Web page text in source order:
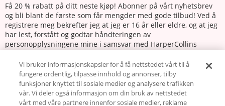
Få 20 % rabatt på ditt neste kjøp! Abonner på vårt nyhetsbrev
og bli blant de første som får mengder med gode tilbud! Ved å
registrere meg bekrefter jeg at jeg er 16 år eller eldre, og at jeg
har lest, forstått og godtar håndteringen av
personopplysningene mine i samsvar med HarperCollins
Abonnere
Vi bruker informasjonskapsler for å få nettstedet vårt til å
fungere ordentlig, tilpasse innhold og annonser, tilby
funksjoner knyttet til sosiale medier og analysere trafikken
vår. Vi deler også informasjon om din bruk av nettstedet
vårt med våre partnere innenfor sosiale medier, reklame